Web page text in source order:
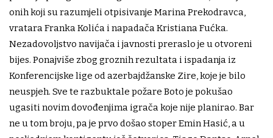
onih koji su razumjeli otpisivanje Marina Prekodravca,
vratara Franka Kolića i napadača Kristiana Fućka.
Nezadovoljstvo navijača i javnosti preraslo je u otvoreni
bijes. Ponajviše zbog groznih rezultata i ispadanja iz
Konferencijske lige od azerbajdžanske Zire, koje je bilo
neuspjeh. Sve te razbuktale požare Boto je pokušao
ugasiti novim dovođenjima igrača koje nije planirao. Bar
ne u tom broju, pa je prvo došao stoper Emin Hasić, a u